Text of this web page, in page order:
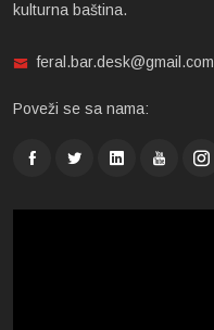
kulturna baština.
feral.bar.desk@gmail.com
Poveži se sa nama: